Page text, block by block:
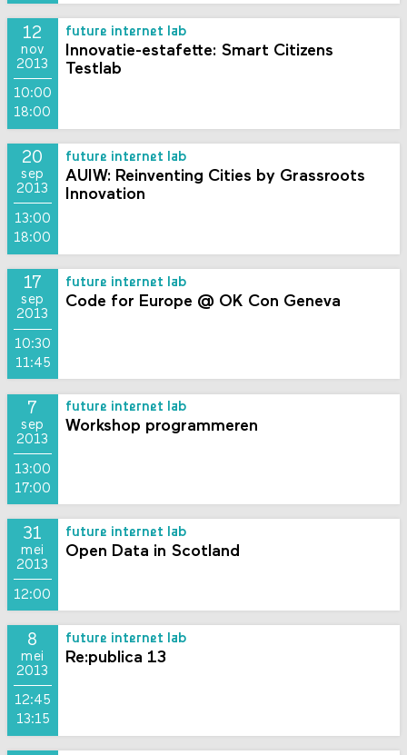
12
nov
2013
10:00
18:00
future internet lab
Innovatie-estafette: Smart Citizens
Testlab
20
sep
2013
13:00
18:00
future internet lab
AUIW: Reinventing Cities by Grassroots
Innovation
17
sep
2013
10:30
11:45
future internet lab
Code for Europe @ OK Con Geneva
7
sep
2013
13:00
17:00
future internet lab
Workshop programmeren
31
mei
2013
12:00
future internet lab
Open Data in Scotland
8
mei
2013
12:45
13:15
future internet lab
Re:publica 13